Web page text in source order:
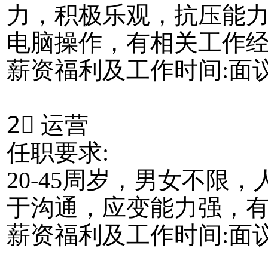
力，积极乐观，抗压能
电脑操作，有相关工作
薪资福利及工作时间:面
2⃣ 运营
任职要求:
20-45周岁，男女不限
于沟通，应变能力强，
薪资福利及工作时间:面